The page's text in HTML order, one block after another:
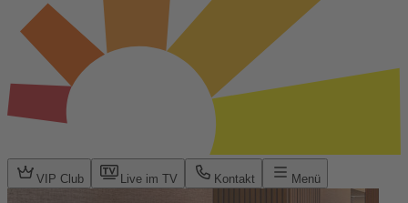
VIP Club Live im TV Kontakt Menü